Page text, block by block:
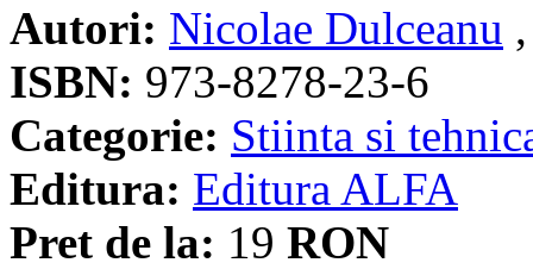
Autori: Nicolae Dulceanu
ISBN: 973-8278-23-6
Categorie: Stiinta si
Editura: Editura ALFA
Pret de la: 19 RON